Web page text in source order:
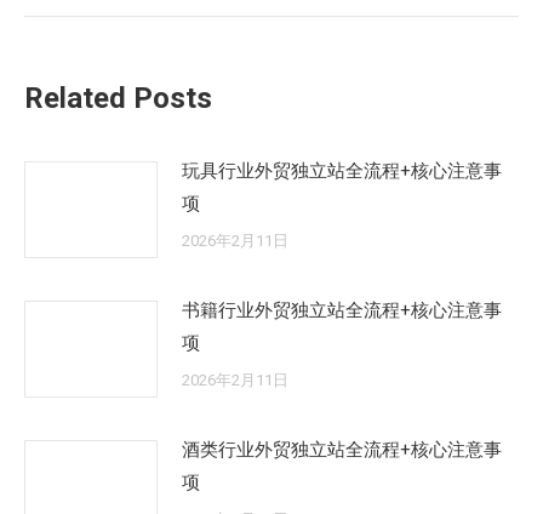
的
Related Posts
玩具行业外贸独立站全流程+核心注意事
项
2026年2月11日
书籍行业外贸独立站全流程+核心注意事
项
2026年2月11日
酒类行业外贸独立站全流程+核心注意事
项